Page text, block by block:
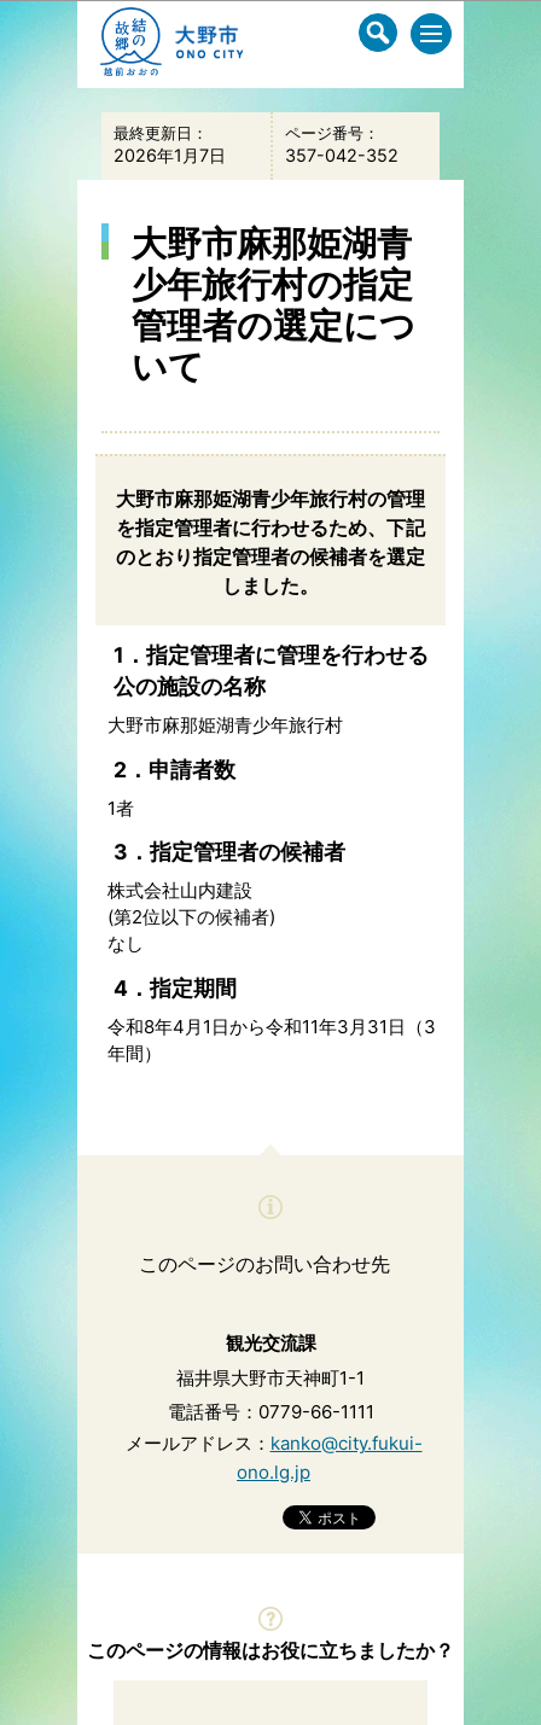
このページの本文へ移動
最終更新日：
2026年1月7日
ページ番号：
357-042-352
大野市麻那姫湖青
少年旅行村の指定
管理者の選定につ
いて
大野市麻那姫湖青少年旅行村の管理
を指定管理者に行わせるため、下記
のとおり指定管理者の候補者を選定
しました。
1．指定管理者に管理を行わせる
公の施設の名称
大野市麻那姫湖青少年旅行村
2．申請者数
1者
3．指定管理者の候補者
株式会社山内建設
(第2位以下の候補者)
なし
4．指定期間
令和8年4月1日から令和11年3月31日（3
年間）
このページのお問い合わせ先
観光交流課
福井県大野市天神町1-1
電話番号：0779-66-1111
メールアドレス： kanko@city.fukui-
ono.lg.jp
このページの情報はお役に立ちましたか？